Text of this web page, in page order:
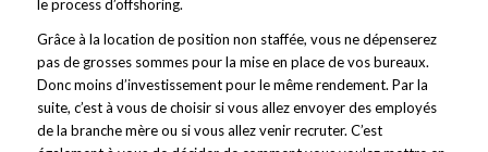
le process d’offshoring.
Grâce à la location de position non staffée, vous ne dépenserez
pas de grosses sommes pour la mise en place de vos bureaux.
Donc moins d’investissement pour le même rendement. Par la
suite, c’est à vous de choisir si vous allez envoyer des employés
de la branche mère ou si vous allez venir recruter. C’est